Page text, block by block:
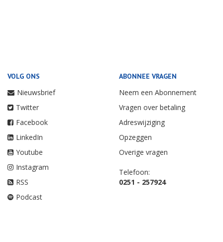
VOLG ONS
Nieuwsbrief
Twitter
Facebook
LinkedIn
Youtube
Instagram
RSS
Podcast
ABONNEE VRAGEN
Neem een Abonnement
Vragen over betaling
Adreswijziging
Opzeggen
Overige vragen
Telefoon:
0251 - 257924